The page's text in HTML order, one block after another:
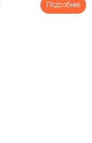
Подробнее